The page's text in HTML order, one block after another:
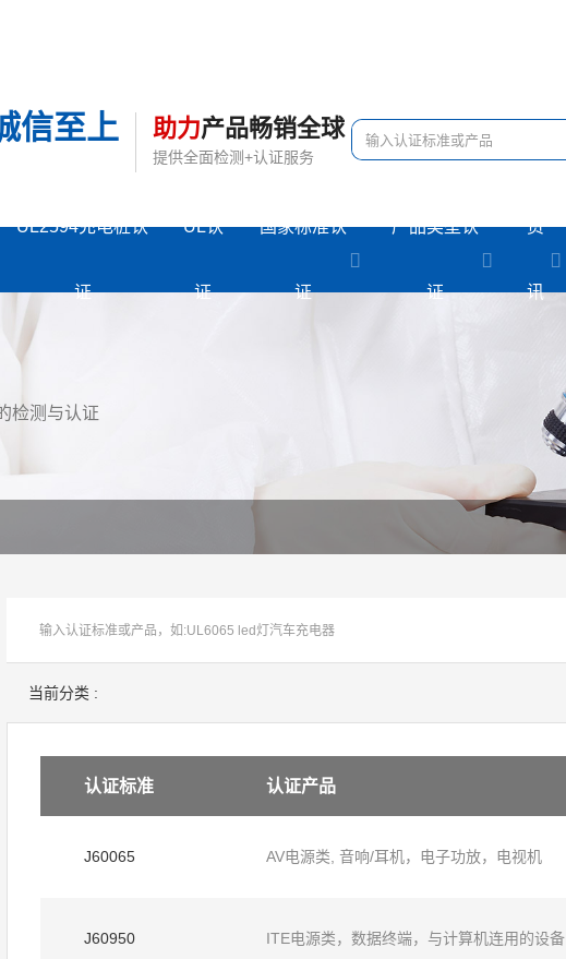
信至上 助力产品畅销全球
提供全面检测+认证服务
UL2594充电桩认
证
UL认
证
国家标准认
证
产品类型认
证
资
讯
检测与认证
当前分类 :
认证标准 认证产品
J60065 AV电源类, 音响/耳机，电子功放，电视机
J60950 ITE电源类，数据终端，与计算机连用的设备